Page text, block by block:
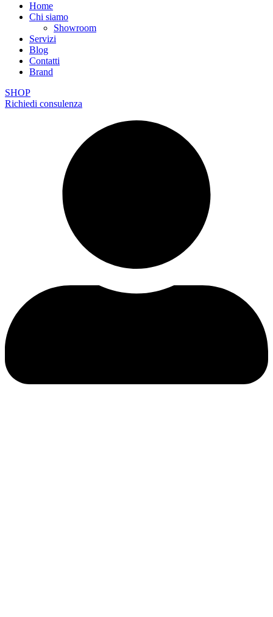
Home
Chi siamo
Showroom
Servizi
Blog
Contatti
Brand
SHOP
Richiedi consulenza